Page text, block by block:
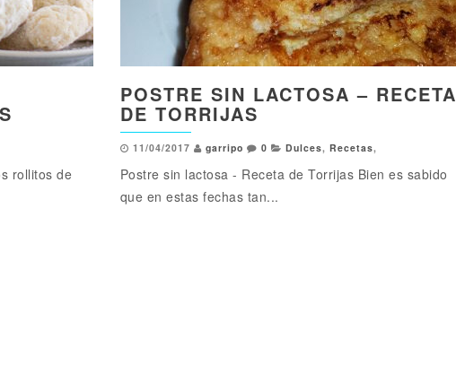
rollitos de
POSTRE SIN LACTOSA – RECETA
DE TORRIJAS
11/04/2017 garripo 0 Dulces, Recetas,
Postre sin lactosa - Receta de Torrijas Bien es sabido
que en estas fechas tan...